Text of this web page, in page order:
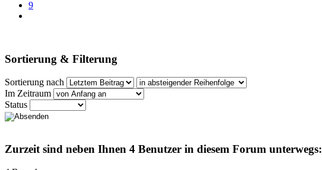
9
Sortierung & Filterung
Sortierung nach
Im Zeitraum
Status
Zurzeit sind neben Ihnen 4 Benutzer in diesem Forum unterwegs: